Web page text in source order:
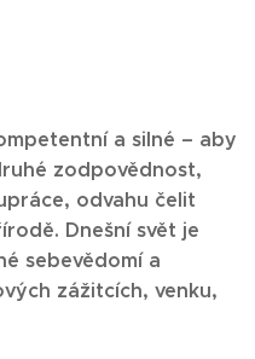
a silné – aby
zodpovědnost,
odvahu čelit
Dnešní svět je
sebevědomí a
zážitcích, venku,